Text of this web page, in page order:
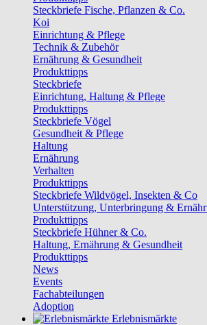
Steckbriefe Fische, Pflanzen & Co.
Koi
Einrichtung & Pflege
Technik & Zubehör
Ernährung & Gesundheit
Produkttipps
Steckbriefe
Einrichtung, Haltung & Pflege
Produkttipps
Steckbriefe Vögel
Gesundheit & Pflege
Haltung
Ernährung
Verhalten
Produkttipps
Steckbriefe Wildvögel, Insekten & Co
Unterstützung, Unterbringung &
Produkttipps
Steckbriefe Hühner & Co.
Haltung, Ernährung & Gesundheit
Produkttipps
News
Events
Fachabteilungen
Adoption
Erlebnismärkte